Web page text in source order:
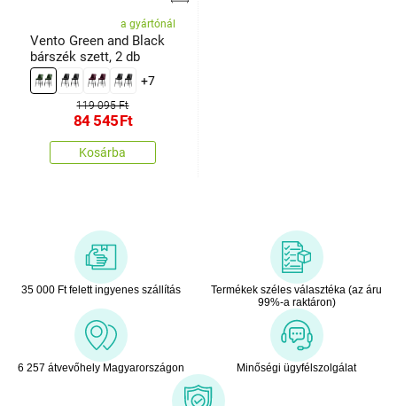
a gyártónál
Vento Green and Black
bárszék szett, 2 db
+7
119 095 Ft
84 545Ft
Kosárba
35 000 Ft felett ingyenes szállítás
Termékek széles választéka (az áru
99%-a raktáron)
6 257 átvevőhely Magyarországon Minőségi ügyfélszolgálat